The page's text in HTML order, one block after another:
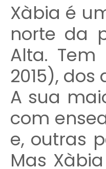
Xàbia é
norte da
Alta. Tem
2015), dos
A sua
com
e, outras
Mas